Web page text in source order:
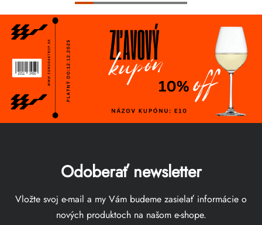
Odoberať newsletter
Vložte svoj e-mail a my Vám budeme zasielať informácie o
nových produktoch na našom e-shope.